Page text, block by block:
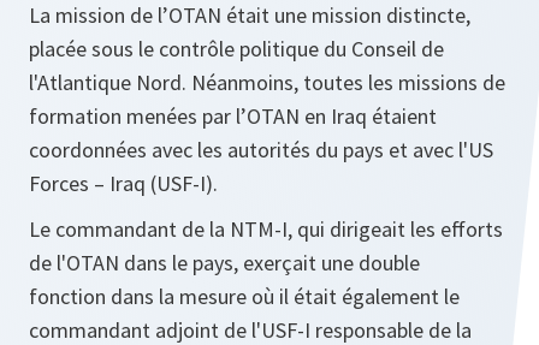
La mission de l’OTAN était une mission distincte,
placée sous le contrôle politique du Conseil de
l'Atlantique Nord. Néanmoins, toutes les missions de
formation menées par l’OTAN en Iraq étaient
coordonnées avec les autorités du pays et avec l'US
Forces – Iraq (USF-I).
Le commandant de la NTM-I, qui dirigeait les efforts
de l'OTAN dans le pays, exerçait une double
fonction dans la mesure où il était également le
commandant adjoint de l'USF-I responsable de la